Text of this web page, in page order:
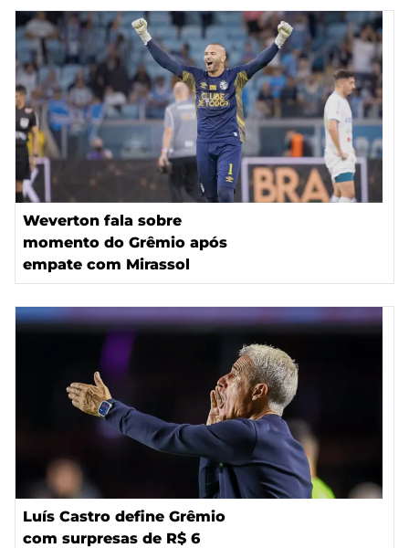
Weverton fala sobre
momento do Grêmio após
empate com Mirassol
Luís Castro define Grêmio
com surpresas de R$ 6